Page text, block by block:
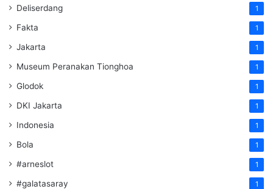
Deliserdang 1
Fakta 1
Jakarta 1
Museum Peranakan Tionghoa 1
Glodok 1
DKI Jakarta 1
Indonesia 1
Bola 1
#arneslot 1
#galatasaray 1